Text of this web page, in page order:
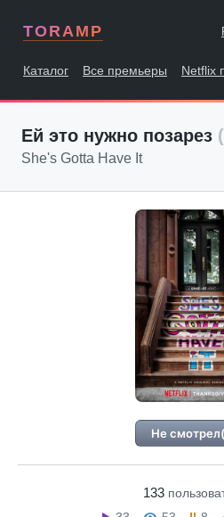
TORAMP
Каталог Все премьеры Netflix
Ей это нужно позарез
She's Gotta Have It
Не
133